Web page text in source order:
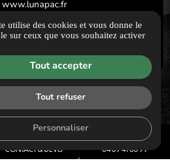
CONTACT & DEVIS 04 89 41 08 99
www.lunapac.fr
04 89 41 08 99
utilise des cookies et vous donne le
sur ceux que vous souhaitez activer
Tout accepter
Tout refuser
Personnaliser